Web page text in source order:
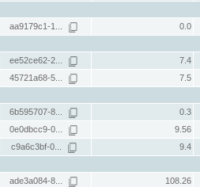
aa9179c1-1... 0.0
ee52ce62-2... 7.4
45721a68-5... 7.5
6b595707-8... 0.3
0e0dbcc9-0... 9.56
c9a6c3bf-0... 9.4
ade3a084-8... 108.26